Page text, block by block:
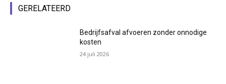
GERELATEERD
Bedrijfsafval afvoeren zonder onnodige
kosten
24 juli 2026